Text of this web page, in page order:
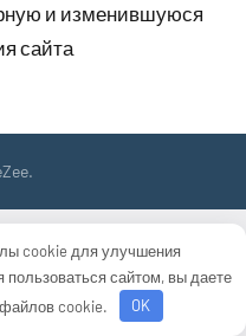
и изменившуюся
сайта
cookie для улучшения
сайтом, вы даете
cookie.
OK